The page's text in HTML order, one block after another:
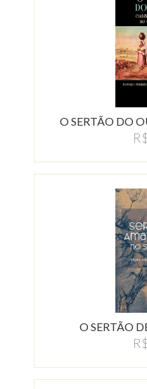
O SERTÃO DO
O SERTÃO